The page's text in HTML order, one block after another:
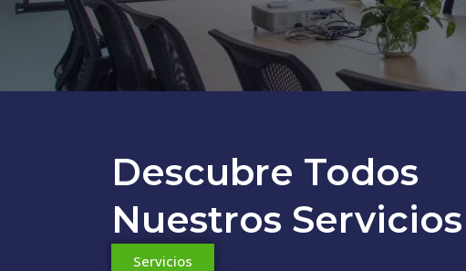
Descubre Todos
Nuestros Servicios
Servicios